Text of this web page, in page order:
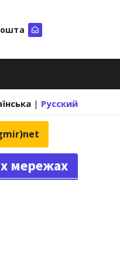
| Русский
мережах